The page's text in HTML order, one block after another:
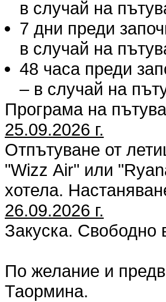
в случай на
7 дни преди
в случай на
48 часа преди
– в случай на
Програма на
25.09.2026 г.
Отпътуване от
"Wizz Аir" или
хотела.
26.09.2026 г.
Закуска.
По желание и
Таормина.